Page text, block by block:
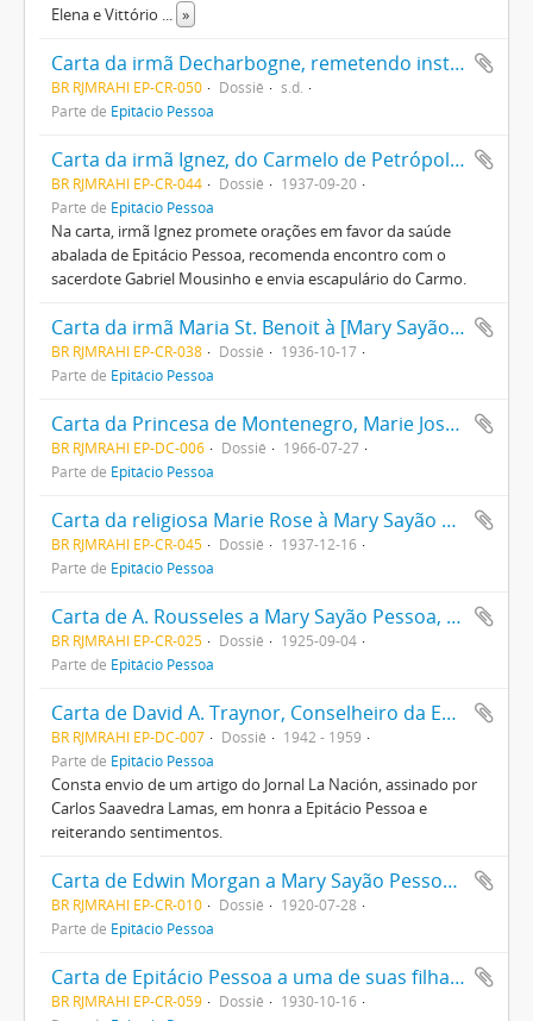
Elena e Vittório ... »
Carta da irmã Decharbogne, remetendo instruções para o ingresso em uma Sociedade Religiosa
BR RJMRAHI EP-CR-050 Dossiê
s.d.
Parte de Epitácio Pessoa
Carta da irmã Ignez, do Carmelo de Petrópolis, à Mary Sayão Pessoa, esposa de Epitácio Pessoa
BR RJMRAHI EP-CR-044 Dossiê
1937-09-20
Parte de Epitácio Pessoa
Na carta, irmã Ignez promete orações em favor da saúde
abalada de Epitácio Pessoa, recomenda encontro com o
sacerdote Gabriel Mousinho e envia escapulário do Carmo.
Carta da irmã Maria St. Benoit à [Mary Sayão Pessoa, esposa de Epitácio Pessoa], com palavras de amizade e agradecimento
BR RJMRAHI EP-CR-038 Dossiê
1936-10-17
Parte de Epitácio Pessoa
Carta da Princesa de Montenegro, Marie José, filha dos reis da Bélgica Albert I e Elizabeth, à Laurita Pessoa Raja Gabaglia agradecendo os pêsames pela morte da Rainha Elizabeth
BR RJMRAHI EP-DC-006 Dossiê
1966-07-27
Parte de Epitácio Pessoa
Carta da religiosa Marie Rose à Mary Sayão Pessoa, esposa de Epitácio Pessoa, com votos de Boas Festas
BR RJMRAHI EP-CR-045 Dossiê
1937-12-16
Parte de Epitácio Pessoa
Carta de A. Rousseles a Mary Sayão Pessoa, esposa do então senador pela Paraíba, Epitácio Pessoa, agendando encontro em Paris
BR RJMRAHI EP-CR-025 Dossiê
1925-09-04
Parte de Epitácio Pessoa
Carta de David A. Traynor, Conselheiro da Embaixada da Argentina, à Mary Sayão Pessoa, viúva de Epitácio Pessoa
BR RJMRAHI EP-DC-007 Dossiê
1942 - 1959
Parte de Epitácio Pessoa
Consta envio de um artigo do Jornal La Nación, assinado por
Carlos Saavedra Lamas, em honra a Epitácio Pessoa e
reiterando sentimentos.
Carta de Edwin Morgan a Mary Sayão Pessoa, esposa de Epitácio Pessoa, oferecendo flores em comemoração ao primeiro ano de Governo de seu marido
BR RJMRAHI EP-CR-010 Dossiê
1920-07-28
Parte de Epitácio Pessoa
Carta de Epitácio Pessoa a uma de suas filhas, sobre a Revolução de 1930.
BR RJMRAHI EP-CR-059 Dossiê
1930-10-16